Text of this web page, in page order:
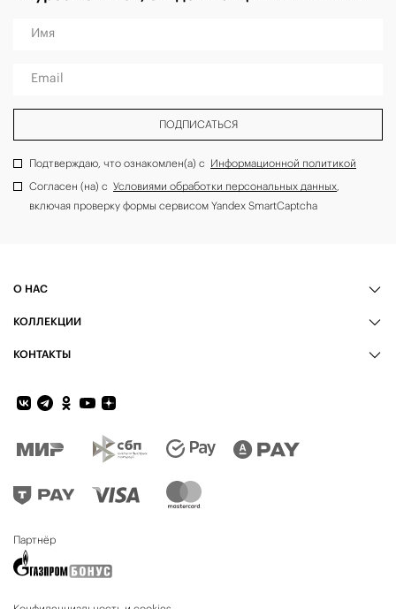
Имя
Email
ПОДПИСАТЬСЯ
Подтверждаю, что ознакомлен(а) с Информационной политикой
Согласен (на) с Условиями обработки персональных данных,
включая проверку формы сервисом Yandex SmartCaptcha
О НАС
КОЛЛЕКЦИИ
КОНТАКТЫ
Партнёр